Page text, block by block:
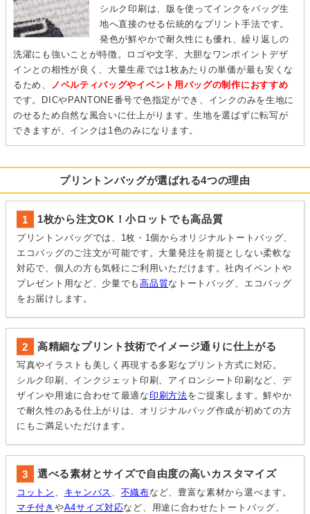
シルク印刷は、版を使ってインクをバッグ生
地へ直接のせる伝統的なプリント手法です。
発色が鮮やかで耐久性にも優れ、繰り返しの
洗濯にも強いことが特徴。ロゴや文字、大胆なワンポイントデザ
インとの相性が良く、大量生産では1枚あたりの単価が最も安くな
るため、 ノベルティバッグやイベント用バッグの制作におすすめ
です。DICやPANTONE番号で色指定ができ、インクのみを生地に
のせるため自然な風合いに仕上がります。生地を選ばずに転写が
できますが、インクは1色のみになります。
プリントンバッグが選ばれる4つの理由
1枚から注文OK！小ロットでも高品質
プリントンバッグでは、1枚・1個からオリジナルトートバッグ、
エコバッグのご注文が可能です。大量発注を前提としない柔軟な
対応で、個人の方も気軽にご利用いただけます。社内イベントや
プレゼント用など、少量でも高品質なトートバッグ、エコバッグ
をお届けします。
高精細なプリント技術でイメージ通りに仕上がる
写真やイラストも美しく再現する多彩なプリント方式に対応。
シルク印刷、インクジェット印刷、アイロンシート印刷など、デ
ザインや用途に合わせて最適な印刷方法をご提案します。鮮やか
で耐久性のある仕上がりは、オリジナルバッグ作成が初めての方
にもご満足いただけます。
選べる素材とサイズで自由度の高いカスタマイズ
コットン 、 キャンバス 、 不織布など、豊富な素材から選べます。
マチ付き やA4サイズ対応など、用途に合わせたトートバッグ、